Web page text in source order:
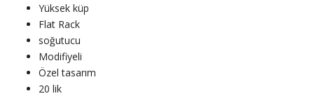
Yüksek küp
Flat Rack
soğutucu
Modifiyeli
Özel tasarım
20 lik